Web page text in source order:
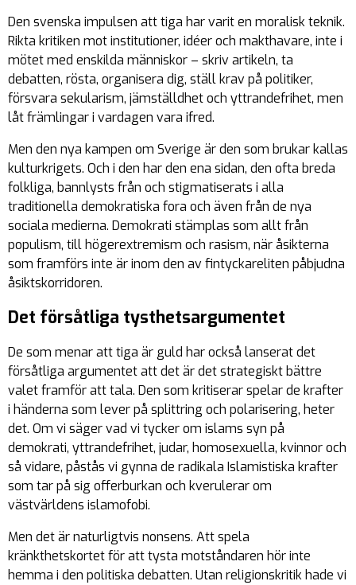
Den svenska impulsen att tiga har varit en moralisk teknik.
Rikta kritiken mot institutioner, idéer och makthavare, inte i
mötet med enskilda människor – skriv artikeln, ta
debatten, rösta, organisera dig, ställ krav på politiker,
försvara sekularism, jämställdhet och yttrandefrihet, men
låt främlingar i vardagen vara ifred.
Men den nya kampen om Sverige är den som brukar kallas
kulturkrigets. Och i den har den ena sidan, den ofta breda
folkliga, bannlysts från och stigmatiserats i alla
traditionella demokratiska fora och även från de nya
sociala medierna. Demokrati stämplas som allt från
populism, till högerextremism och rasism, när åsikterna
som framförs inte är inom den av fintyckareliten påbjudna
åsiktskorridoren.
Det försåtliga tysthetsargumentet
De som menar att tiga är guld har också lanserat det
försåtliga argumentet att det är det strategiskt bättre
valet framför att tala. Den som kritiserar spelar de krafter
i händerna som lever på splittring och polarisering, heter
det. Om vi säger vad vi tycker om islams syn på
demokrati, yttrandefrihet, judar, homosexuella, kvinnor och
så vidare, påstås vi gynna de radikala Islamistiska krafter
som tar på sig offerburkan och kverulerar om
västvärldens islamofobi.
Men det är naturligtvis nonsens. Att spela
kränkthetskortet för att tysta motståndaren hör inte
hemma i den politiska debatten. Utan religionskritik hade vi